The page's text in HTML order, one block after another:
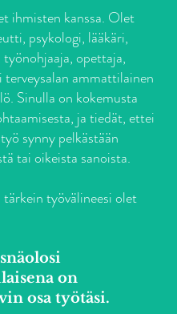
ihmisten kanssa. Olet
psykologi, lääkäri,
opettaja,
ammattilainen
Sinulla on kokemusta
ja tiedät, ettei
synny pelkästään
tai oikeista sanoista.
työvälineesi olet
on
osa työtäsi.